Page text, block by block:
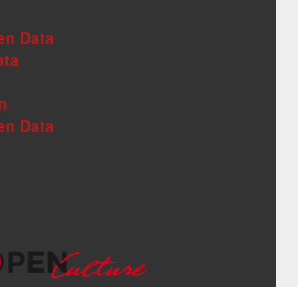
Data
Data